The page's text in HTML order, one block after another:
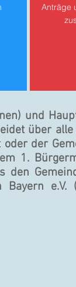
Anträge
und
über
der
1.